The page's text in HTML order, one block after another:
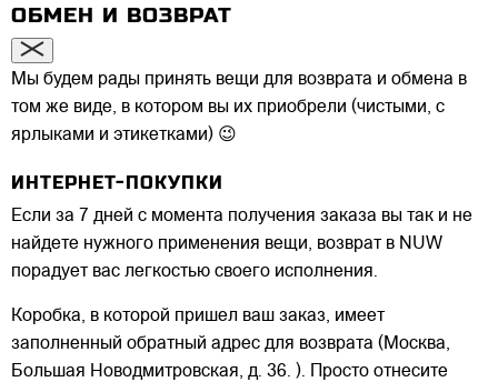
ОБМЕН И ВОЗВРАТ
Мы будем рады принять вещи для возврата и обмена в
том же виде, в котором вы их приобрели (чистыми, с
ярлыками и этикетками) 😉
ИНТЕРНЕТ-ПОКУПКИ
Если за 7 дней с момента получения заказа вы так и не
найдете нужного применения вещи, возврат в NUW
порадует вас легкостью своего исполнения.
Коробка, в которой пришел ваш заказ, имеет
заполненный обратный адрес для возврата (Москва,
Большая Новодмитровская, д. 36. ). Просто отнесите